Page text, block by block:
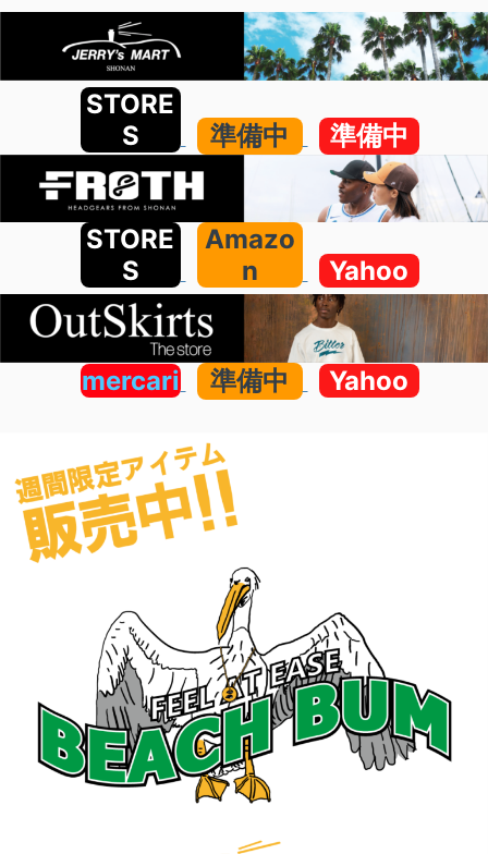
STORE
S
準備中 準備中
STORE
S
Amazo
n
Yahoo
mercari 準備中 Yahoo